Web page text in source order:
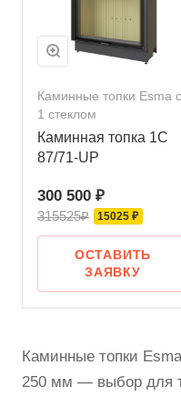
Каминные топки Esma с
1 стеклом
Каминная топка 1C
87/71-UP
300 500 ₽
315525₽ 15025 ₽
ОСТАВИТЬ
ЗАЯВКУ
Каминные топки
250 мм — выбор для